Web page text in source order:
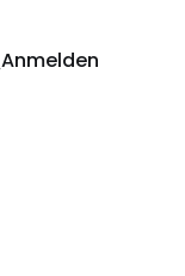
Anmelden